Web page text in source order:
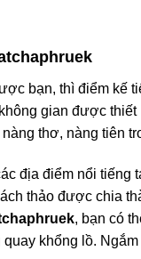
bạn, thì điểm kế
gian được
thơ, nàng tiên
địa điểm nổi tiếng
thảo được chia
, bạn có
khổng lồ.